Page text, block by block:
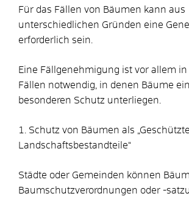
Für das Fällen von Bäumen kann aus
unterschiedlichen Gründen eine
erforderlich sein.
Eine Fällgenehmigung ist vor allem
Fällen notwendig, in denen Bäume
besonderen Schutz unterliegen.
1. Schutz von Bäumen als „Geschützte
Landschaftsbestandteile“
Städte oder Gemeinden können
Baumschutzverordnungen oder -